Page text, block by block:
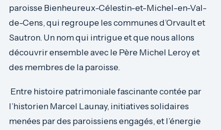
paroisse Bienheureux-Célestin-et-Michel-en-Val-
de-Cens, qui regroupe les communes d’Orvault et
Sautron. Un nom qui intrigue et que nous allons
découvrir ensemble avec le Père Michel Leroy et
des membres de la paroisse.
Entre histoire patrimoniale fascinante contée par
l’historien Marcel Launay, initiatives solidaires
menées par des paroissiens engagés, et l’énergie